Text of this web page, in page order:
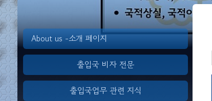
About us -소개 페이지
출입국 비자 전문
출입국업무 관련 지식